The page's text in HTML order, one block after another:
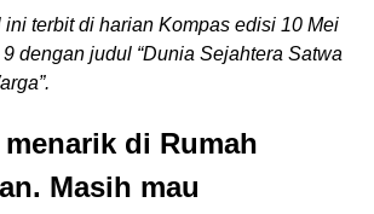
ini terbit di harian Kompas edisi 10 Mei
dengan judul “Dunia Sejahtera Satwa
di Rumah
Masih mau